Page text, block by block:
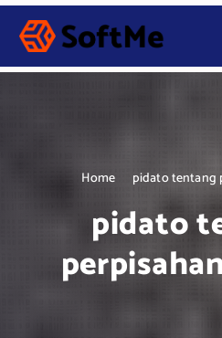
S
p
Home pidato tentang
pidato